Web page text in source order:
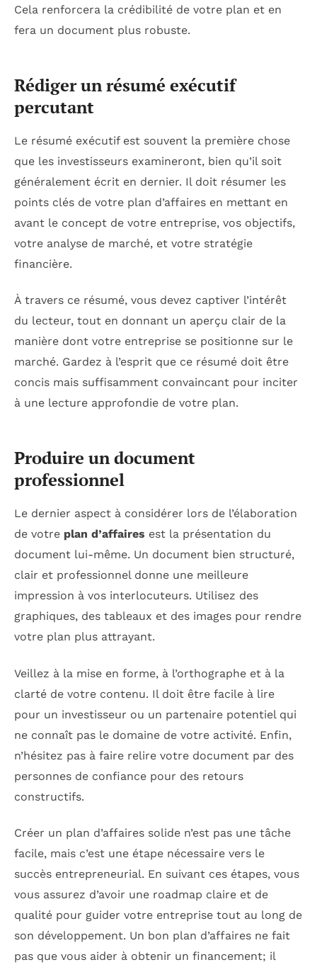
Cela renforcera la crédibilité de votre plan et en
fera un document plus robuste.
Rédiger un résumé exécutif
percutant
Le résumé exécutif est souvent la première chose
que les investisseurs examineront, bien qu’il soit
généralement écrit en dernier. Il doit résumer les
points clés de votre plan d’affaires en mettant en
avant le concept de votre entreprise, vos objectifs,
votre analyse de marché, et votre stratégie
financière.
À travers ce résumé, vous devez captiver l’intérêt
du lecteur, tout en donnant un aperçu clair de la
manière dont votre entreprise se positionne sur le
marché. Gardez à l’esprit que ce résumé doit être
concis mais suffisamment convaincant pour inciter
à une lecture approfondie de votre plan.
Produire un document
professionnel
Le dernier aspect à considérer lors de l’élaboration
de votre plan d’affaires est la présentation du
document lui-même. Un document bien structuré,
clair et professionnel donne une meilleure
impression à vos interlocuteurs. Utilisez des
graphiques, des tableaux et des images pour rendre
votre plan plus attrayant.
Veillez à la mise en forme, à l’orthographe et à la
clarté de votre contenu. Il doit être facile à lire
pour un investisseur ou un partenaire potentiel qui
ne connaît pas le domaine de votre activité. Enfin,
n’hésitez pas à faire relire votre document par des
personnes de confiance pour des retours
constructifs.
Créer un plan d’affaires solide n’est pas une tâche
facile, mais c’est une étape nécessaire vers le
succès entrepreneurial. En suivant ces étapes, vous
vous assurez d’avoir une roadmap claire et de
qualité pour guider votre entreprise tout au long de
son développement. Un bon plan d’affaires ne fait
pas que vous aider à obtenir un financement; il